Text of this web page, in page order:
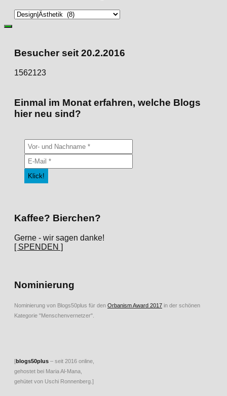
Direkt
Besucher seit 20.2.2016
1562123
Einmal im Monat erfahren, welche Blogs
hier neu sind?
Kaffee? Bierchen?
Gerne - wir sagen danke!
[ SPENDEN ]
Nominierung
Nominierung von Blogs50plus für den Orbanism Award 2017 in der schönen
Kategorie "Menschenvernetzer".
[blogs50plus – seit 2016 online,
gehostet bei Maria Al-Mana,
gehütet von Uschi Ronnenberg.]